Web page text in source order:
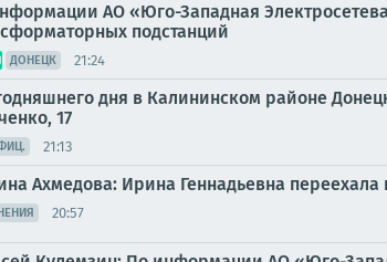
АО «Юго-Западная
подстанций
ДОНЕЦК 21:24
дня в Калининском районе
17
21:13
Ахмедова: Ирина Геннадьевна
20:57